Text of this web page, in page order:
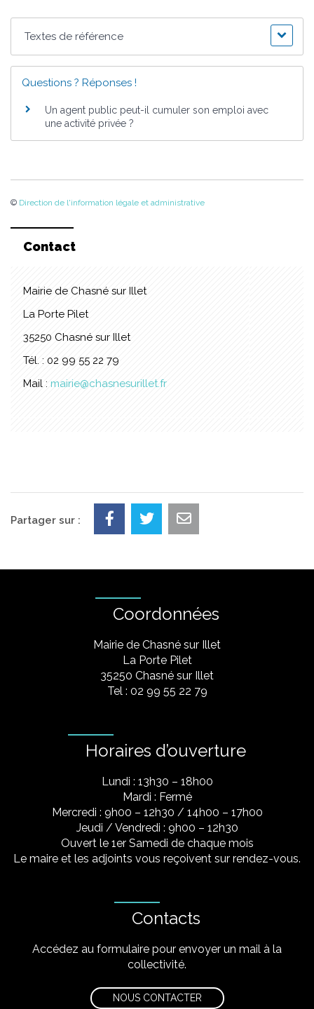
Textes de référence
Questions ? Réponses !
Un agent public peut-il cumuler son emploi avec
une activité privée ?
© Direction de l'information légale et administrative
Contact
Mairie de Chasné sur Illet
La Porte Pilet
35250 Chasné sur Illet
Tél. : 02 99 55 22 79
Mail : mairie@chasnesurillet.fr
Partager sur :
Coordonnées
Mairie de Chasné sur Illet
La Porte Pilet
35250 Chasné sur Illet
Tel : 02 99 55 22 79
Horaires d’ouverture
Lundi : 13h30 – 18h00
Mardi : Fermé
Mercredi : 9h00 – 12h30 / 14h00 – 17h00
Jeudi / Vendredi : 9h00 – 12h30
Ouvert le 1er Samedi de chaque mois
Le maire et les adjoints vous reçoivent sur rendez-vous.
Contacts
Accédez au formulaire pour envoyer un mail à la
collectivité.
NOUS CONTACTER